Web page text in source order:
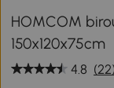
HOMCOM
150x120x75cm
4.8